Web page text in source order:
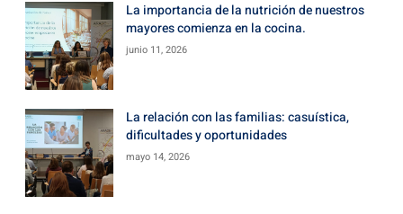
La importancia de la nutrición de nuestros
mayores comienza en la cocina.
junio 11, 2026
La relación con las familias: casuística,
dificultades y oportunidades
mayo 14, 2026